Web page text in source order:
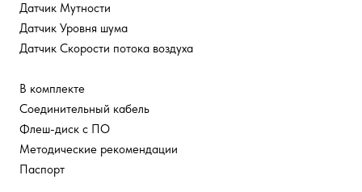
Датчик Мутности
Датчик Уровня шума
Датчик Скорости потока воздуха
В комплекте
Соединительный кабель
Флеш-диск с ПО
Методические рекомендации
Паспорт